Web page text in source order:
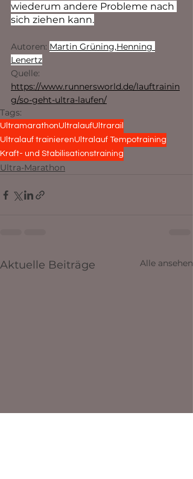
wiederum andere Probleme nach
sich ziehen kann.
Autoren: Martin Grüning,Henning
Lenertz
Quelle:
https://www.runnersworld.de/lauftrainin
g/so-geht-ultra-laufen/
Tags:
UltramarathonUltralaufUltrarail
Ultralauf trainierenUltralauf Tempotraining
Kraft- und Stabilisationstraining
Ultra-Marathon
Aktuelle Beiträge Alle ansehen